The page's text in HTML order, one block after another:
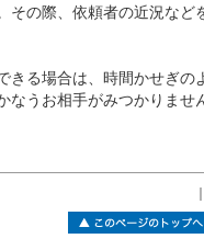
その際、依頼者の近況など
きる場合は、時間かせぎの
なうお相手がみつかりませ